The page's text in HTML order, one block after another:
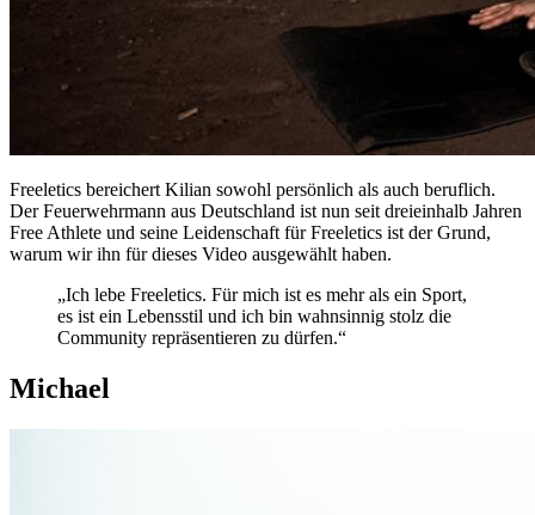
Freeletics bereichert Kilian sowohl persönlich als auch beruflich.
Der Feuerwehrmann aus Deutschland ist nun seit dreieinhalb Jahren
Free Athlete und seine Leidenschaft für Freeletics ist der Grund,
warum wir ihn für dieses Video ausgewählt haben.
„Ich lebe Freeletics. Für mich ist es mehr als ein Sport,
es ist ein Lebensstil und ich bin wahnsinnig stolz die
Community repräsentieren zu dürfen.“
Michael